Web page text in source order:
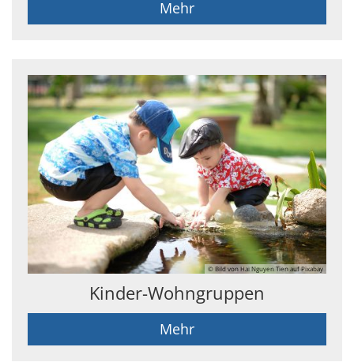
Mehr
© Bild von Hai Nguyen Tien auf Pixabay
Kinder-Wohngruppen
Mehr